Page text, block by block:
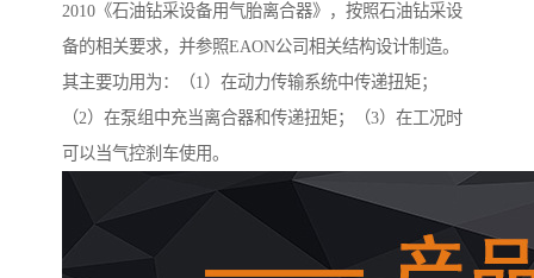
2010《石油钻采设备用气胎离合器》，按照石油钻采设
备的相关要求，并参照EAON公司相关结构设计制造。
其主要功用为：（1）在动力传输系统中传递扭矩；
（2）在泵组中充当离合器和传递扭矩；（3）在工况时
可以当气控刹车使用。